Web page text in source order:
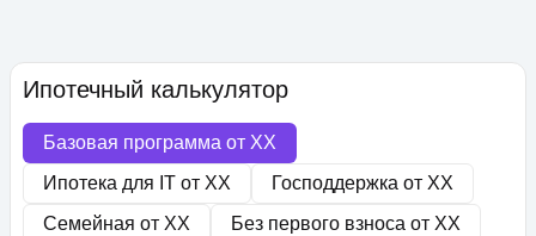
Ипотечный калькулятор
Базовая программа от XX
Ипотека для IT от XX Господдержка от XX
Семейная от XX Без первого взноса от XX